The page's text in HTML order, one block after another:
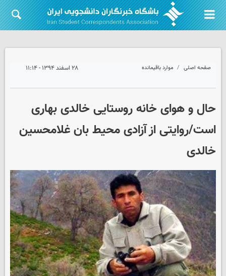
صفحه اصلی موارد باقیمانده ۲۸ اسفند ۱۳۹۴ - ۱۱:۱۴
حال و هوای خانه روستایی خالدی بهاری
است/روایتی از آزادی محیط بان غلامحسین
خالدی